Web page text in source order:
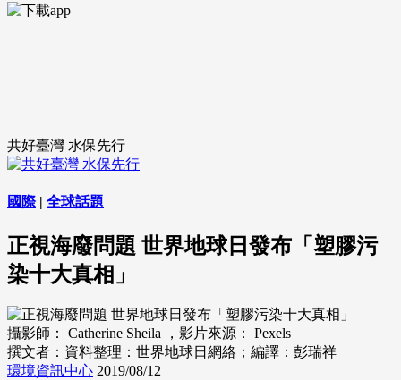
共好臺灣 水保先行
國際| 全球話題
正視海廢問題 世界地球日發布「塑膠污
染十大真相」
攝影師： Catherine Sheila ，影片來源： Pexels
撰文者：資料整理：世界地球日網絡；編譯：彭瑞祥
環境資訊中心 2019/08/12